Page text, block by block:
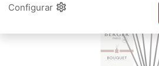
Configurar settings